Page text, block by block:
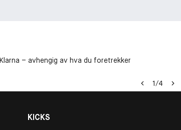
– avhengig av hva du foretrekker
1/4
KICKS